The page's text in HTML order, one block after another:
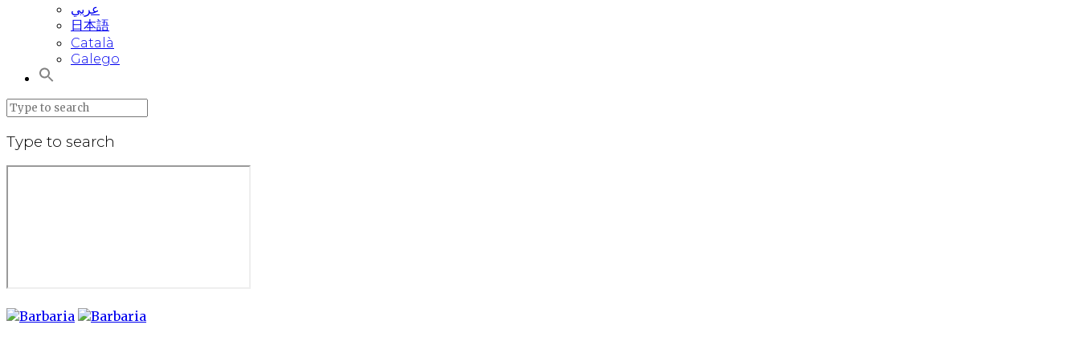
عربي
日本語
Català
Galego
Type to search